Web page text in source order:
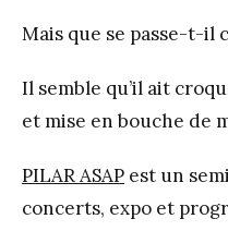
Mais que se passe-t-il
Il semble qu’il ait
et mise en bouche de
PILAR ASAP est un
concerts, expo et